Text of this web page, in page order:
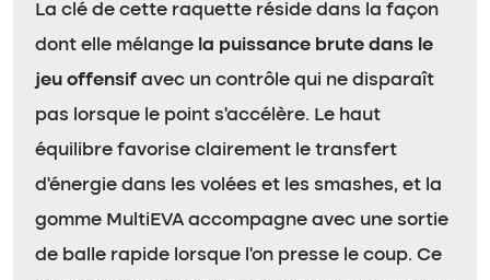
La clé de cette raquette réside dans la façon
dont elle mélange la puissance brute dans le
jeu offensif avec un contrôle qui ne disparaît
pas lorsque le point s’accélère. Le haut
équilibre favorise clairement le transfert
d’énergie dans les volées et les smashes, et la
gomme MultiEVA accompagne avec une sortie
de balle rapide lorsque l’on presse le coup. Ce